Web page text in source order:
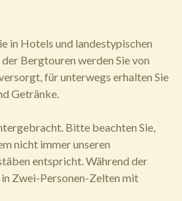
in Hotels und landestypischen
Bergtouren werden Sie von
für unterwegs erhalten Sie
Getränke.
Bitte beachten Sie,
nicht immer unseren
entspricht. Während der
Zwei-Personen-Zelten mit